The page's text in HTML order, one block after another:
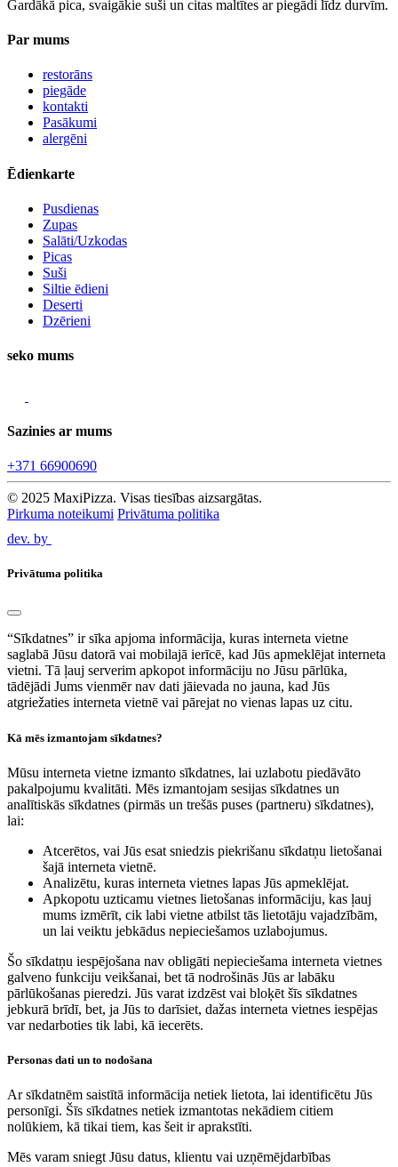
Gardākā pica, svaigākie suši un citas maltītes ar piegādi līdz durvīm.
Par mums
restorāns
piegāde
kontakti
Pasākumi
alergēni
Ēdienkarte
Pusdienas
Zupas
Salāti/Uzkodas
Picas
Suši
Siltie ēdieni
Deserti
Dzērieni
seko mums
Sazinies ar mums
+371 66900690
© 2025 MaxiPizza. Visas tiesības aizsargātas.
Pirkuma noteikumi Privātuma politika
dev. by
Privātuma politika
“Sīkdatnes” ir sīka apjoma informācija, kuras interneta vietne
saglabā Jūsu datorā vai mobilajā ierīcē, kad Jūs apmeklējat interneta
vietni. Tā ļauj serverim apkopot informāciju no Jūsu pārlūka,
tādējādi Jums vienmēr nav dati jāievada no jauna, kad Jūs
atgriežaties interneta vietnē vai pārejat no vienas lapas uz citu.
Kā mēs izmantojam sīkdatnes?
Mūsu interneta vietne izmanto sīkdatnes, lai uzlabotu piedāvāto
pakalpojumu kvalitāti. Mēs izmantojam sesijas sīkdatnes un
analītiskās sīkdatnes (pirmās un trešās puses (partneru) sīkdatnes),
lai:
Atcerētos, vai Jūs esat sniedzis piekrišanu sīkdatņu lietošanai
šajā interneta vietnē.
Analizētu, kuras interneta vietnes lapas Jūs apmeklējat.
Apkopotu uzticamu vietnes lietošanas informāciju, kas ļauj
mums izmērīt, cik labi vietne atbilst tās lietotāju vajadzībām,
un lai veiktu jebkādus nepieciešamos uzlabojumus.
Šo sīkdatņu iespējošana nav obligāti nepieciešama interneta vietnes
galveno funkciju veikšanai, bet tā nodrošinās Jūs ar labāku
pārlūkošanas pieredzi. Jūs varat izdzēst vai bloķēt šīs sīkdatnes
jebkurā brīdī, bet, ja Jūs to darīsiet, dažas interneta vietnes iespējas
var nedarboties tik labi, kā iecerēts.
Personas dati un to nodošana
Ar sīkdatnēm saistītā informācija netiek lietota, lai identificētu Jūs
personīgi. Šīs sīkdatnes netiek izmantotas nekādiem citiem
nolūkiem, kā tikai tiem, kas šeit ir aprakstīti.
Mēs varam sniegt Jūsu datus, klientu vai uzņēmējdarbības